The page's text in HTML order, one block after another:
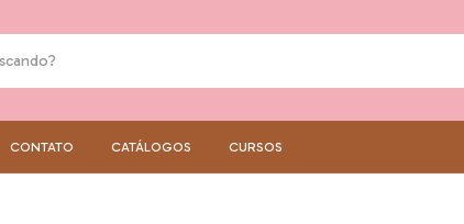
CONTATO CATÁLOGOS CURSOS